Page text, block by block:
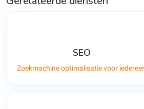
SEO
Zoekmachine optimalisatie voor